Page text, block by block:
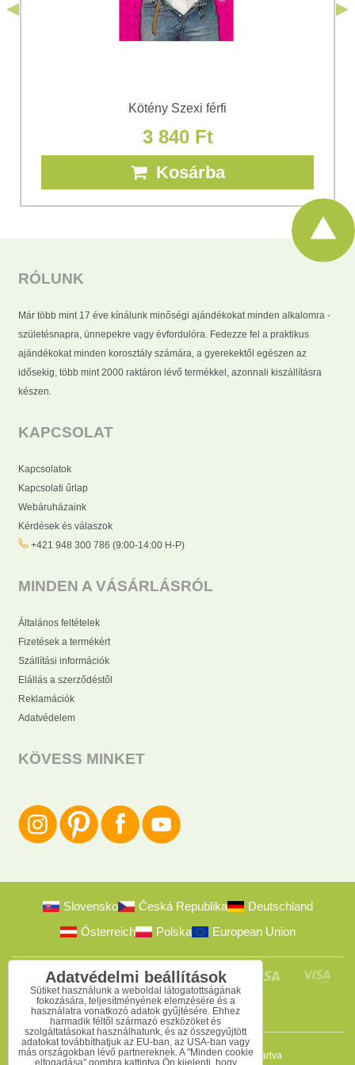
Kötény Szexi férfi
3 840 Ft
Kosárba
RÓLUNK
Már több mint 17 éve kínálunk minőségi ajándékokat minden alkalomra -
születésnapra, ünnepekre vagy évfordulóra. Fedezze fel a praktikus
ajándékokat minden korosztály számára, a gyerekektől egészen az
idősekig, több mint 2000 raktáron lévő termékkel, azonnali kiszállításra
készen.
KAPCSOLAT
Kapcsolatok
Kapcsolati űrlap
Webáruházaink
Kérdések és válaszok
+421 948 300 786 (9:00-14:00 H-P)
MINDEN A VÁSÁRLÁSRÓL
Általános feltételek
Fizetések a termékért
Szállítási információk
Elállás a szerződéstől
Reklamációk
Adatvédelem
KÖVESS MINKET
Slovensko Česká Republika
Deutschland
Österreich
Polska European Union
2009-2026 © Bomba s.r.o. Minden jog fenntartva
Adatvédelmi beállítások
Sütiket használunk a weboldal látogatottságának
fokozására, teljesítményének elemzésére és a
használatra vonatkozó adatok gyűjtésére. Ehhez
harmadik féltől származó eszközöket és
szolgáltatásokat használhatunk, és az összegyűjtött
adatokat továbbíthatjuk az EU-ban, az USA-ban vagy
más országokban lévő partnereknek. A "Minden cookie
elfogadása" gombra kattintva Ön kijelenti, hogy